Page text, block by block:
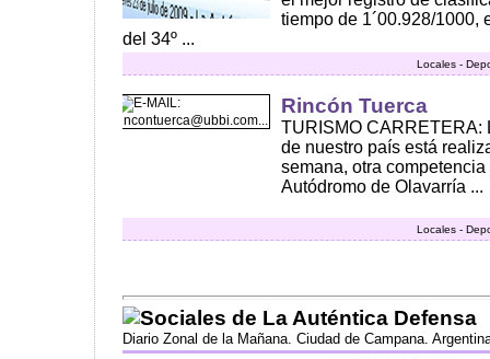
tiempo de 1´00.928/1000,
del 34º ...
Locales -
Rincón Tuerca
TURISMO CARRETERA:
de nuestro país está
semana, otra
Autódromo de Olavarría ...
Locales -
Sociales de La Auténtica Defensa
Diario Zonal de la Mañana. Ciudad de Campana.